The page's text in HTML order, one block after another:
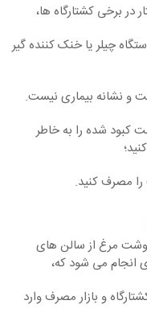
برخی کشتارگاه ها،
چیلر یا خنک کننده گیر
و نشانه بیماری نیست.
کبود شده را به خاطر
را مصرف کنید.
گوشت مرغ از سالن های
انجام می شود که،
و بازار مصرف وارد